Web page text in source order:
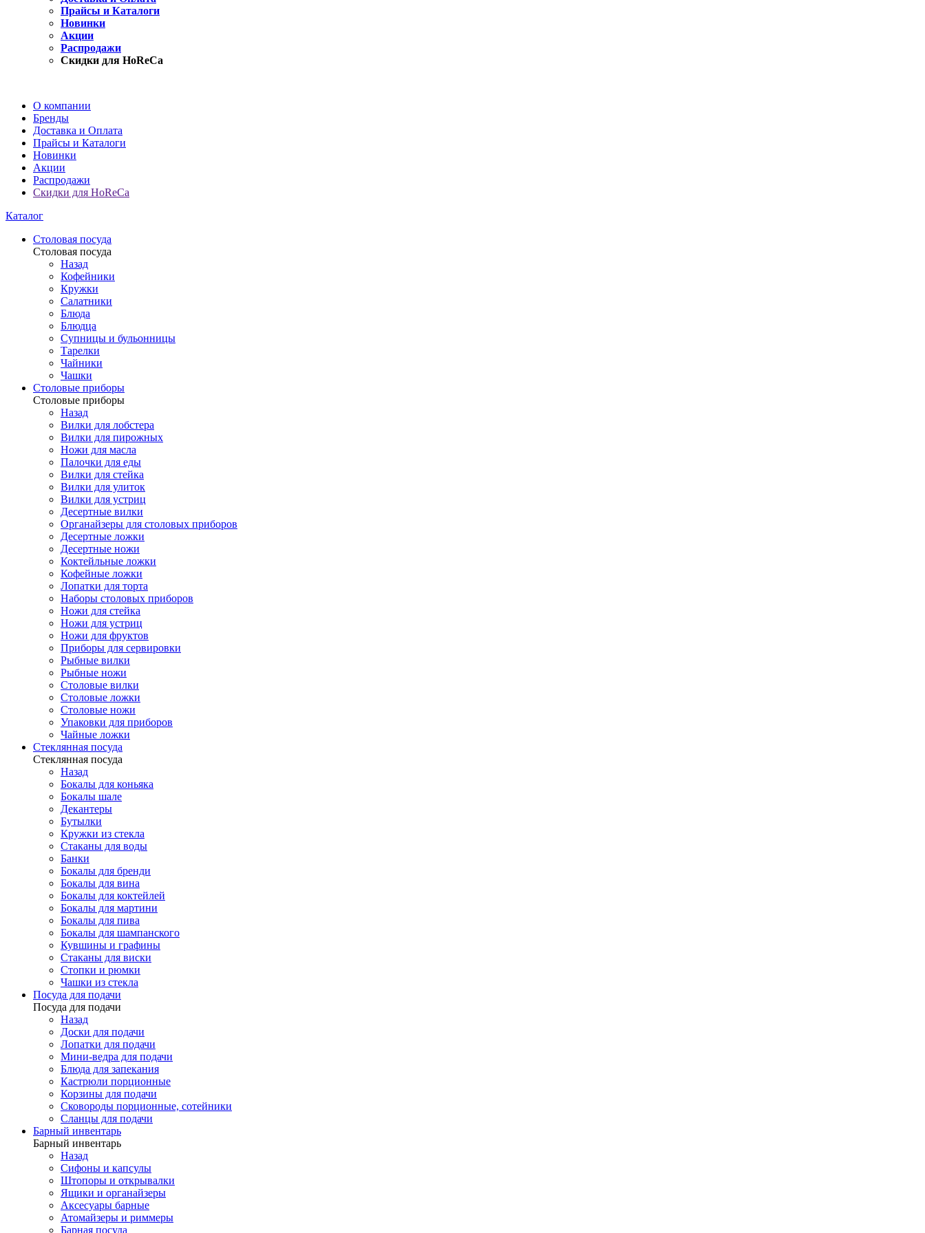
Прайсы и Каталоги
Новинки
Акции
Распродажи
Скидки для HoReCa
О компании
Бренды
Доставка и Оплата
Прайсы и Каталоги
Новинки
Акции
Распродажи
Скидки для HoReCa
Каталог
Столовая посуда
Столовая посуда
Назад
Кофейники
Кружки
Салатники
Блюда
Блюдца
Супницы и бульонницы
Тарелки
Чайники
Чашки
Cтоловые приборы
Cтоловые приборы
Назад
Вилки для лобстера
Вилки для пирожных
Ножи для масла
Палочки для еды
Вилки для стейка
Вилки для улиток
Вилки для устриц
Десертные вилки
Органайзеры для столовых приборов
Десертные ложки
Десертные ножи
Коктейльные ложки
Кофейные ложки
Лопатки для торта
Наборы столовых приборов
Ножи для стейка
Ножи для устриц
Ножи для фруктов
Приборы для сервировки
Рыбные вилки
Рыбные ножи
Столовые вилки
Столовые ложки
Столовые ножи
Упаковки для приборов
Чайные ложки
Стеклянная посуда
Стеклянная посуда
Назад
Бокалы для коньяка
Бокалы шале
Декантеры
Бутылки
Кружки из стекла
Стаканы для воды
Банки
Бокалы для бренди
Бокалы для вина
Бокалы для коктейлей
Бокалы для мартини
Бокалы для пива
Бокалы для шампанского
Кувшины и графины
Стаканы для виски
Стопки и рюмки
Чашки из стекла
Посуда для подачи
Посуда для подачи
Назад
Доски для подачи
Лопатки для подачи
Мини-ведра для подачи
Блюда для запекания
Кастрюли порционные
Корзины для подачи
Сковороды порционные, сотейники
Сланцы для подачи
Барный инвентарь
Барный инвентарь
Назад
Сифоны и капсулы
Штопоры и открывалки
Ящики и органайзеры
Аксесуары барные
Атомайзеры и риммеры
Барная посуда